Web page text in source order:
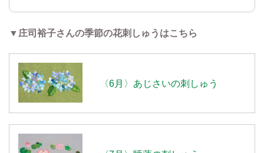
▼庄司裕子さんの季節の花刺しゅうはこちら
〈6月〉あじさいの刺しゅう